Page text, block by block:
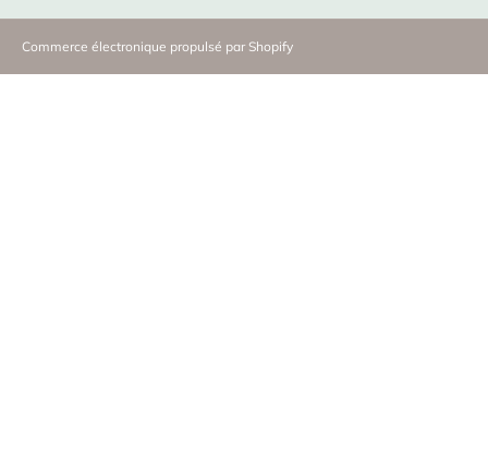
Commerce électronique propulsé par Shopify